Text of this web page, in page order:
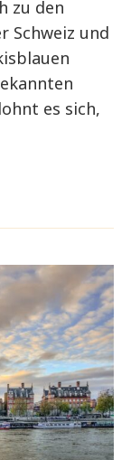
zu den
Schweiz und
es sich,